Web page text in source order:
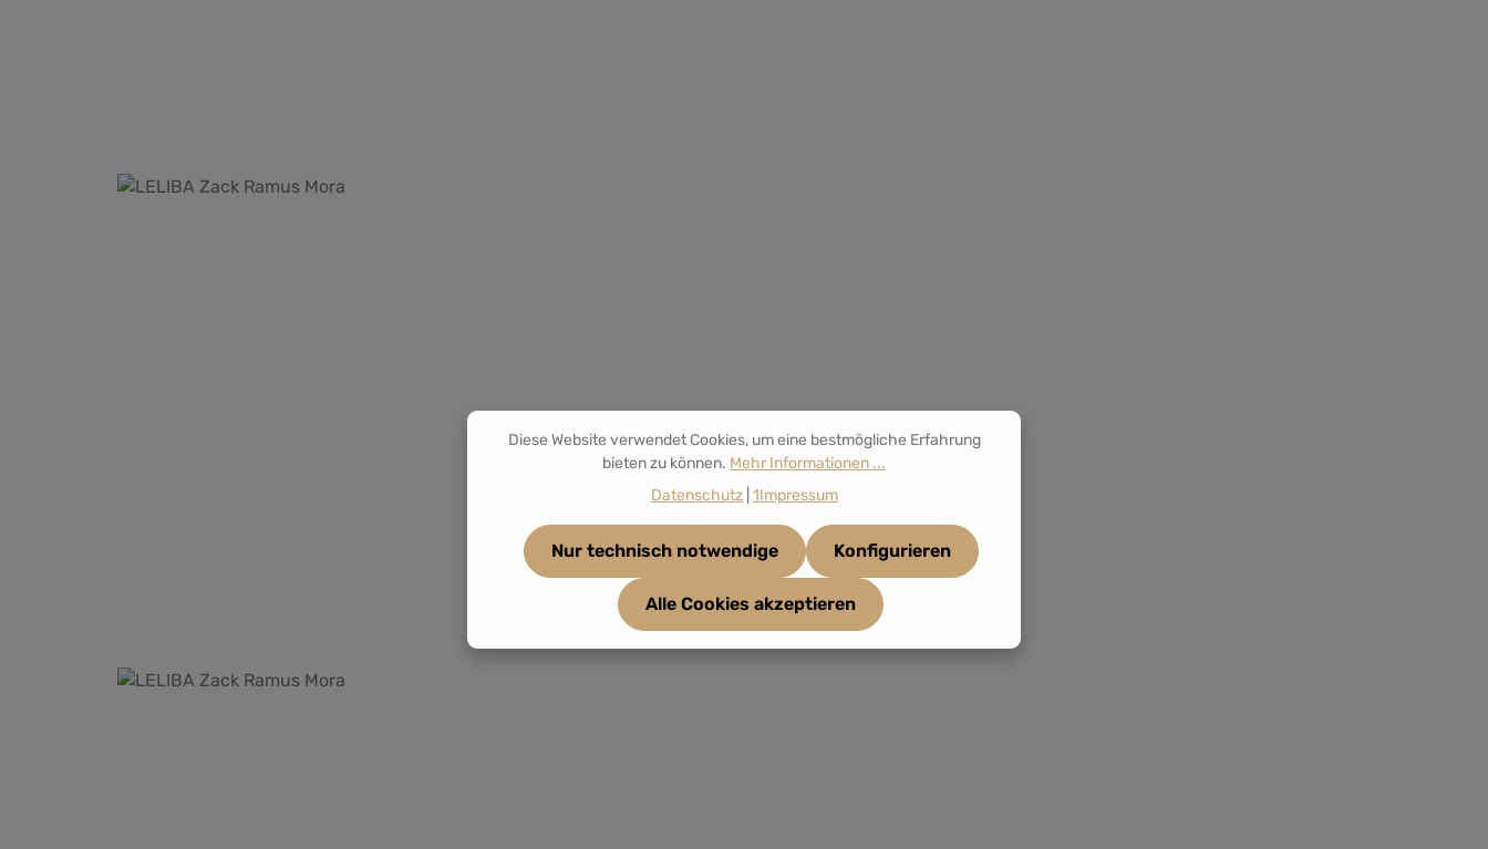
Diese Website verwendet Cookies, um eine bestmögliche Erfahrung
bieten zu können. Mehr Informationen ...
Datenschutz| 1Impressum
Nur technisch notwendige Konfigurieren
Alle Cookies akzeptieren